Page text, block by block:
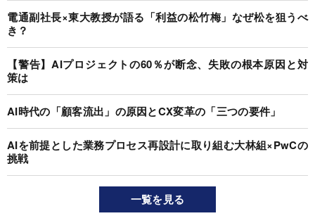
電通副社長×東大教授が語る「利益の松竹梅」なぜ松を狙うべ
き？
【警告】AIプロジェクトの60％が断念、失敗の根本原因と対
策は
AI時代の「顧客流出」の原因とCX変革の「三つの要件」
AIを前提とした業務プロセス再設計に取り組む大林組×PwCの
挑戦
一覧を見る